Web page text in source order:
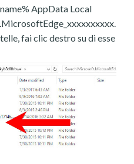
AppData Local
fai clic destro su di esse